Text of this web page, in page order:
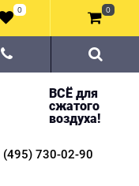
ВСЁ для
сжатого
воздуха!
(495) 730-02-90
0 0